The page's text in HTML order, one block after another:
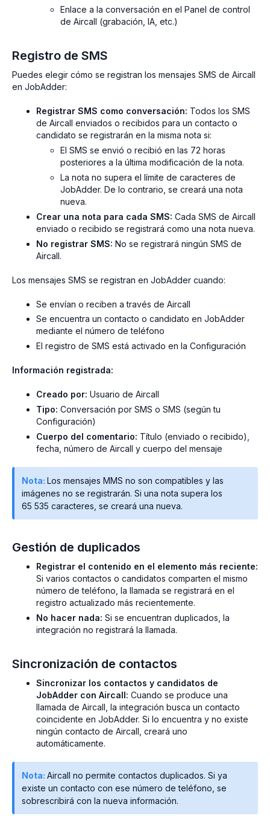
Enlace a la conversación en el Panel de control
de Aircall (grabación, IA, etc.)
Registro de SMS
Puedes elegir cómo se registran los mensajes SMS de Aircall
en JobAdder:
Registrar SMS como conversación: Todos los SMS
de Aircall enviados o recibidos para un contacto o
candidato se registrarán en la misma nota si:
El SMS se envió o recibió en las 72 horas
posteriores a la última modificación de la nota.
La nota no supera el límite de caracteres de
JobAdder. De lo contrario, se creará una nota
nueva.
Crear una nota para cada SMS: Cada SMS de Aircall
enviado o recibido se registrará como una nota nueva.
No registrar SMS: No se registrará ningún SMS de
Aircall.
Los mensajes SMS se registran en JobAdder cuando:
Se envían o reciben a través de Aircall
Se encuentra un contacto o candidato en JobAdder
mediante el número de teléfono
El registro de SMS está activado en la Configuración
Información registrada:
Creado por: Usuario de Aircall
Tipo: Conversación por SMS o SMS (según tu
Configuración)
Cuerpo del comentario: Título (enviado o recibido),
fecha, número de Aircall y cuerpo del mensaje
Nota: Los mensajes MMS no son compatibles y las
imágenes no se registrarán. Si una nota supera los
65 535 caracteres, se creará una nueva.
Gestión de duplicados
Registrar el contenido en el elemento más reciente:
Si varios contactos o candidatos comparten el mismo
número de teléfono, la llamada se registrará en el
registro actualizado más recientemente.
No hacer nada: Si se encuentran duplicados, la
integración no registrará la llamada.
Sincronización de contactos
Sincronizar los contactos y candidatos de
JobAdder con Aircall: Cuando se produce una
llamada de Aircall, la integración busca un contacto
coincidente en JobAdder. Si lo encuentra y no existe
ningún contacto de Aircall, creará uno
automáticamente.
Nota: Aircall no permite contactos duplicados. Si ya
existe un contacto con ese número de teléfono, se
sobrescribirá con la nueva información.